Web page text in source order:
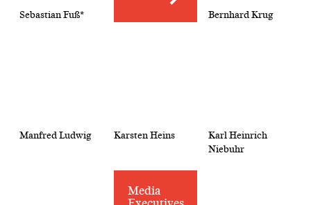
Sebastian Fuß* Bernhard Krug
Manfred Ludwig Karsten Heins
Karl Heinrich
Niebuhr
Media